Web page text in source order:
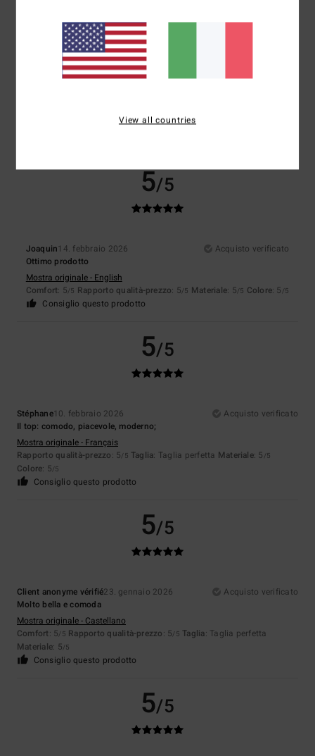
5 /5
5/5
Joaquin14. febbraio 2026
Acquisto verificato
Ottimo prodotto
Mostra originale - English
Comfort: 5/5 Rapporto qualità-prezzo: 5/5 Materiale: 5/5 Colore: 5 /5
Consiglio questo prodotto
5/5
Stéphane10. febbraio 2026
Acquisto verificato
Il top: comodo, piacevole, moderno;
Mostra originale - Français
Rapporto qualità-prezzo: 5/5 Taglia: Taglia perfetta Materiale: 5 /5
Colore: 5/5
Consiglio questo prodotto
5/5
Client anonyme vérifié23. gennaio 2026
Acquisto verificato
Molto bella e comoda
Mostra originale - Castellano
Comfort: 5/5 Rapporto qualità-prezzo: 5/5 Taglia: Taglia perfetta
Materiale: 5/5
Consiglio questo prodotto
5/5
View all countries